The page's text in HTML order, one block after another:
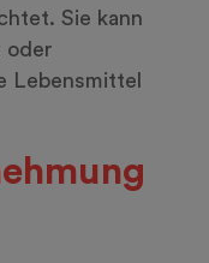
Sie kann
oder
Lebensmittel